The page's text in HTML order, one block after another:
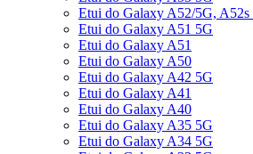
Etui do Galaxy A52/5G, A52s
Etui do Galaxy A51 5G
Etui do Galaxy A51
Etui do Galaxy A50
Etui do Galaxy A42 5G
Etui do Galaxy A41
Etui do Galaxy A40
Etui do Galaxy A35 5G
Etui do Galaxy A34 5G